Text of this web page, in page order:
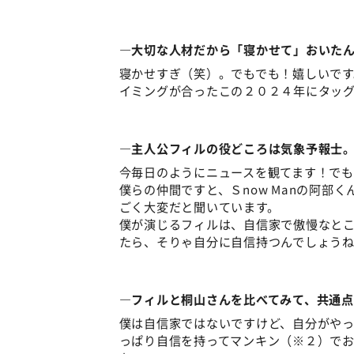
―大切な人材だから「寝かせて」おいた
寝かせすぎ（笑）。でもでも！嬉しいで
イミングが合ったこの２０２４年にタッ
―主人公フィルの役どころは気象予報士
今毎日のようにニュースを観てます！で
僕らの仲間ですと、Ｓnow Manの阿部く
ごく大変だと聞いています。
僕が演じるフィルは、自信家で傲慢なと
たら、そりゃ自分に自信持つんでしょう
―フィルと桐山さんを比べてみて、共通
僕は自信家ではないですけど、自分がや
っぱり自信を持ってマンキン（※２）で